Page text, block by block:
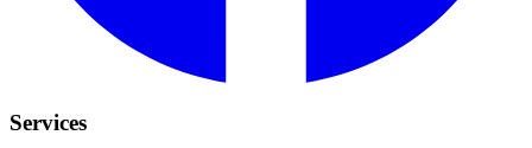
Services